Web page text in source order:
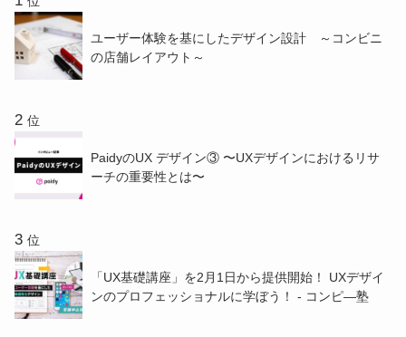
ユーザー体験を基にしたデザイン設計 ～コンビニ
の店舗レイアウト～
位
PaidyのUX デザイン③ 〜UXデザインにおけるリサ
ーチの重要性とは〜
位
「UX基礎講座」を2月1日から提供開始！ UXデザイ
ンのプロフェッショナルに学ぼう！ - コンピ―塾